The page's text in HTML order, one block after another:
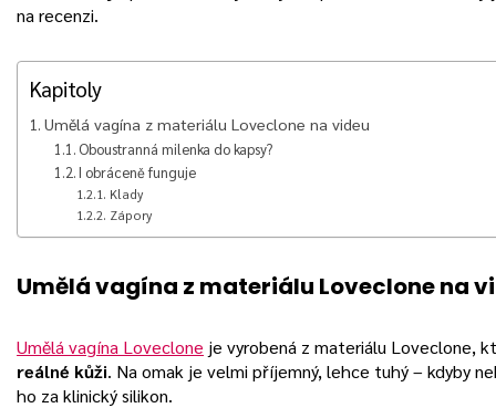
na recenzi.
Kapitoly
Umělá vagína z materiálu Loveclone na videu
Oboustranná milenka do kapsy?
I obráceně funguje
Klady
Zápory
Umělá vagína z materiálu Loveclone na
Umělá vagína Loveclone je vyrobená z materiálu Loveclone,
reálné kůži. Na omak je velmi příjemný, lehce tuhý – kdyby
ho za klinický silikon.